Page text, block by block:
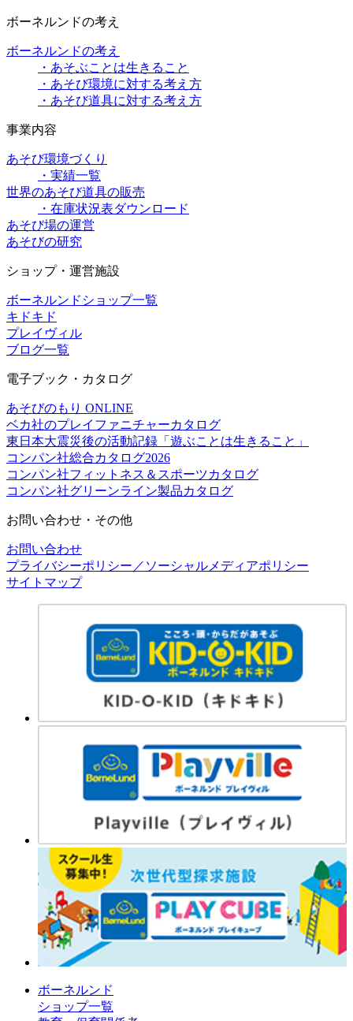
ボーネルンドの考え
ボーネルンドの考え
・あそぶことは生きること
・あそび環境に対する考え方
・あそび道具に対する考え方
事業内容
あそび環境づくり
・実績一覧
世界のあそび道具の販売
・在庫状況表ダウンロード
あそび場の運営
あそびの研究
ショップ・運営施設
ボーネルンドショップ一覧
キドキド
プレイヴィル
ブログ一覧
電子ブック・カタログ
あそびのもり ONLINE
ベカ社のプレイファニチャーカタログ
東日本大震災後の活動記録「遊ぶことは生きること」
コンパン社総合カタログ2026
コンパン社フィットネス＆スポーツカタログ
コンパン社グリーンライン製品カタログ
お問い合わせ・その他
お問い合わせ
プライバシーポリシー／ソーシャルメディアポリシー
サイトマップ
ボーネルンド
ショップ一覧